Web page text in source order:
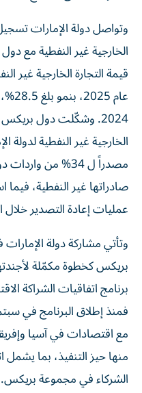
وتواصل دولة الإمارات
الخارجية غير النفطية
عمليات إعادة التصدير خلال
وتأتي مشاركة دولة
بريكس كخطوة مكمّلة
برنامج اتفاقيات الشراكة
منها حيز التنفيذ، بما يشمل
الشركاء في مجموعة بريكس.